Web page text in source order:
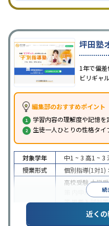
坪田塾
1年で偏
ビリギャ
編集部のおすすめポイント
学習内容の理解度や記憶
生徒一人ひとりの性格タ
続
対象学年 中1 ~ 3 高1 ~ 3
授業形式
個別指導(1対1)
高校受験大学
内申点対策
策推薦入試対策
共通テス
近く